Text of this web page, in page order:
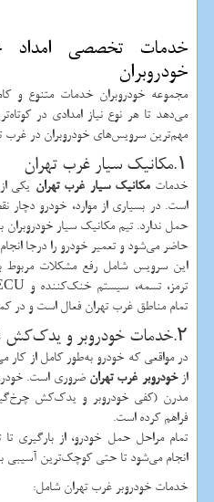
خدمات تخصصی امداد
خودروبران
مجموعه خودروبران خدمات متنوع و
می‌دهد تا هر نوع نیاز امدادی در
مهم‌ترین سرویس‌های خودروبران در غرب
۱.مکانیک سیار غرب تهران
خدماتمکانیک سیار غرب تهران یکی
است. در بسیاری از موارد، خودرو
حمل ندارد. تیم مکانیک سیار خودروبران
حاضر می‌شود و تعمیر خودرو را درجا
این سرویس شامل رفع مشکلات مربوط
ترمز، تسمه، سیستم خنک‌کننده و
تمام مناطق غرب تهران فعال است و در
۲.خدمات خودروبر و یدک‌کش غرب تهران
در مواقعی که خودرو به‌طور کامل از کار
ازخودروبر غرب تهران ضروری است.
مدرن (کفی خودروبر و یدک‌کش چرخ‌گیر)
فراهم کرده است.
تمام مراحل حمل خودرو، از بارگیری تا
انجام می‌شود تا حتی کوچک‌ترین آسیبی
خدمات خودروبر غرب تهران شامل: